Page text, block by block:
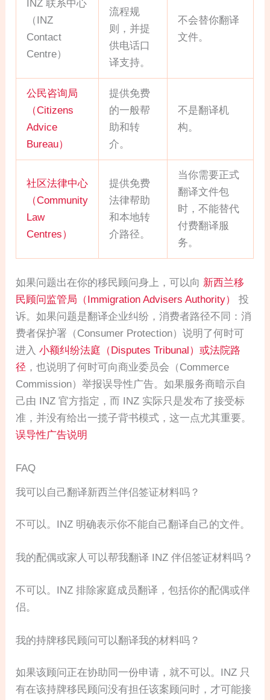
INZ 联系中心
（INZ
Contact
Centre）
流程规
则，并提
供电话口
译支持。
不会替你翻译
文件。
公民咨询局
（Citizens
Advice
Bureau）
提供免费
的一般帮
助和转
介。
不是翻译机
构。
社区法律中心
（Community
Law
Centres）
提供免费
法律帮助
和本地转
介路径。
当你需要正式
翻译文件包
时，不能替代
付费翻译服
务。
如果问题出在你的移民顾问身上，可以向 新西兰移
民顾问监管局（Immigration Advisers Authority）
投
诉。如果问题是翻译企业纠纷，消费者路径不同：消
费者保护署（Consumer Protection）说明了何时可
进入小额纠纷法庭（Disputes Tribunal）或法院路
径 ，也说明了何时可向商业委员会（Commerce
Commission）举报误导性广告。如果服务商暗示自
己由 INZ 官方指定，而 INZ 实际只是发布了接受标
准，并没有给出一揽子背书模式，这一点尤其重要。
误导性广告说明
FAQ
我可以自己翻译新西兰伴侣签证材料吗？
不可以。INZ 明确表示你不能自己翻译自己的文件。
我的配偶或家人可以帮我翻译 INZ 伴侣签证材料吗？
不可以。INZ 排除家庭成员翻译，包括你的配偶或伴
侣。
我的持牌移民顾问可以翻译我的材料吗？
如果该顾问正在协助同一份申请，就不可以。INZ 只
有在该持牌移民顾问没有担任该案顾问时，才可能接